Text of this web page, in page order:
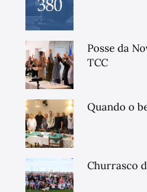
Posse da
TCC
Quando o
Churrasco